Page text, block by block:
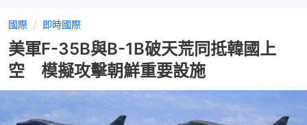
國際 即時國際
美軍F-35B與B-1B破天荒同抵韓國上
空 模擬攻擊朝鮮重要設施